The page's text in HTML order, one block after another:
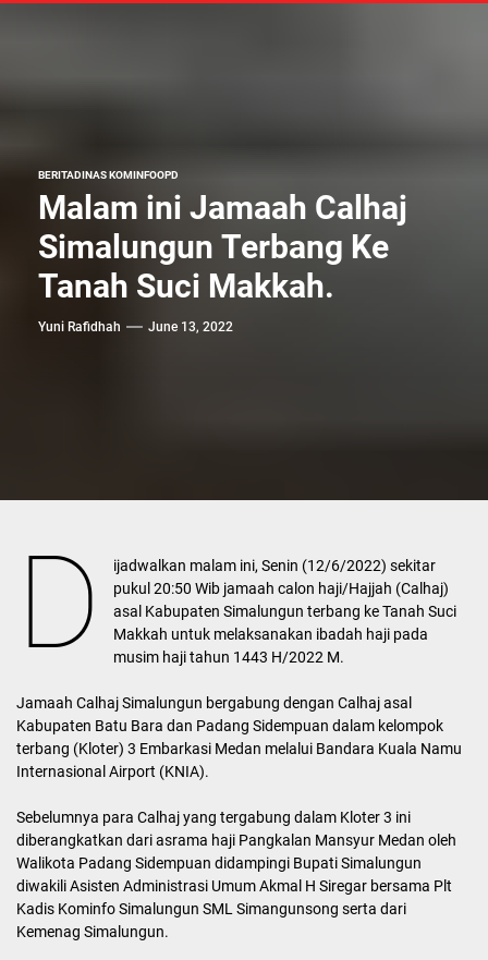
BERITADINAS KOMINFOOPD
Malam ini Jamaah Calhaj
Simalungun Terbang Ke
Tanah Suci Makkah.
Yuni Rafidhah June 13, 2022
D
ijadwalkan malam ini, Senin (12/6/2022) sekitar
pukul 20:50 Wib jamaah calon haji/Hajjah (Calhaj)
asal Kabupaten Simalungun terbang ke Tanah Suci
Makkah untuk melaksanakan ibadah haji pada
musim haji tahun 1443 H/2022 M.
Jamaah Calhaj Simalungun bergabung dengan Calhaj asal
Kabupaten Batu Bara dan Padang Sidempuan dalam kelompok
terbang (Kloter) 3 Embarkasi Medan melalui Bandara Kuala Namu
Internasional Airport (KNIA).
Sebelumnya para Calhaj yang tergabung dalam Kloter 3 ini
diberangkatkan dari asrama haji Pangkalan Mansyur Medan oleh
Walikota Padang Sidempuan didampingi Bupati Simalungun
diwakili Asisten Administrasi Umum Akmal H Siregar bersama Plt
Kadis Kominfo Simalungun SML Simangunsong serta dari
Kemenag Simalungun.